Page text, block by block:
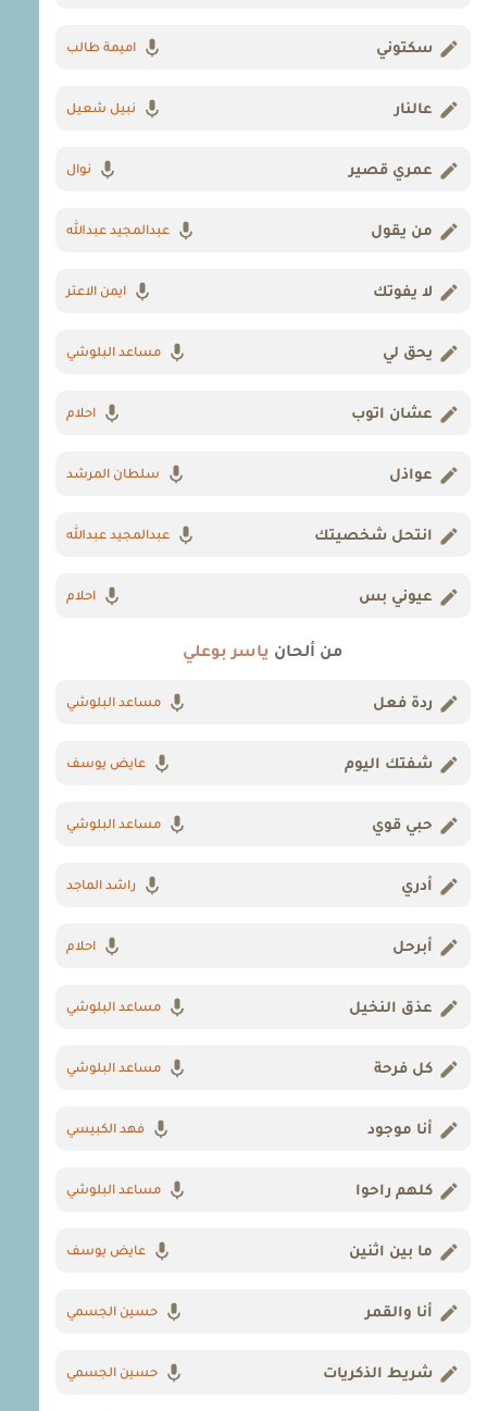
سكتوني اميمة طالب
عالنار نبيل شعيل
عمري قصير نوال
من يقول عبدالمجيد عبدالله
لا يفوتك ايمن الاعتر
يحق لي مساعد البلوشي
عشان اتوب احلام
عواذل سلطان المرشد
انتحل شخصيتك عبدالمجيد عبدالله
عيوني بس احلام
من ألحان ياسر بوعلي
ردة فعل مساعد البلوشي
شفتك اليوم عايض يوسف
حبي قوي مساعد البلوشي
أدري راشد الماجد
أبرحل احلام
عذق النخيل مساعد البلوشي
كل فرحة مساعد البلوشي
أنا موجود فهد الكبيسي
كلهم راحوا مساعد البلوشي
ما بين اثنين عايض يوسف
أنا والقمر حسين الجسمي
شريط الذكريات حسين الجسمي